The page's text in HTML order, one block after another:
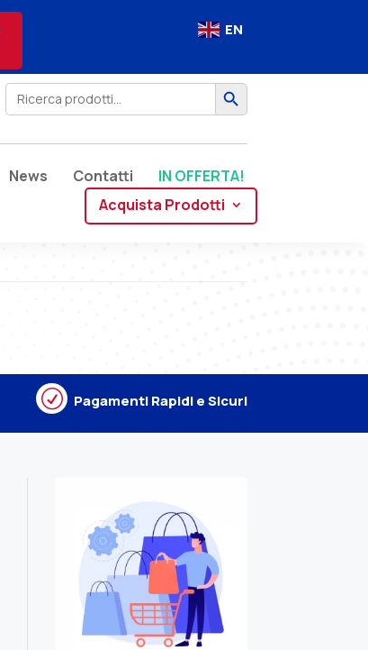
EN
Search
for:
Search Button
News Contatti
IN OFFERTA!
Acquista Prodotti
R Pagamenti Rapidi e Sicuri